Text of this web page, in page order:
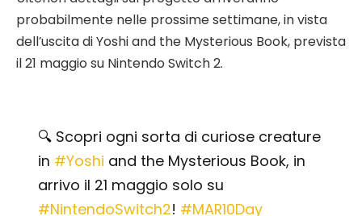
probabilmente nelle prossime settimane, in vista
dell’uscita di Yoshi and the Mysterious Book, prevista
il 21 maggio su Nintendo Switch 2.
🔍 Scopri ogni sorta di curiose creature
in #Yoshi and the Mysterious Book, in
arrivo il 21 maggio solo su
#NintendoSwitch2! #MAR10Day